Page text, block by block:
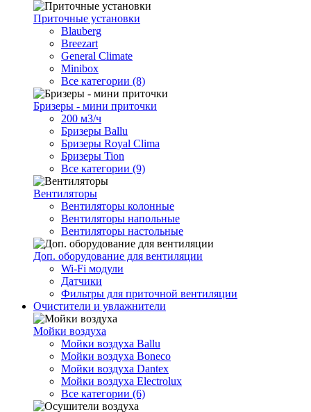
Приточные установки
Blauberg
Breezart
General Climate
Minibox
Все категории (8)
Бризеры - мини приточки
200 м3/ч
Бризеры Ballu
Бризеры Royal Clima
Бризеры Tion
Все категории (9)
Вентиляторы
Вентиляторы колонные
Вентиляторы напольные
Вентиляторы настольные
Доп. оборудование для вентиляции
Wi-Fi модули
Датчики
Фильтры для приточной вентиляции
Очистители и увлажнители
Мойки воздуха
Мойки воздуха Ballu
Мойки воздуха Boneco
Мойки воздуха Dantex
Мойки воздуха Electrolux
Все категории (6)